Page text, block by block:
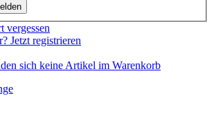
vergessen
Jetzt registrieren
sich keine Artikel im Warenkorb